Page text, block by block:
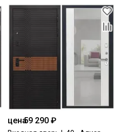
цена59 290 ₽